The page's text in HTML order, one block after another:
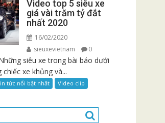
Video top 5 siêu xe
giá vài trăm tỷ đắt
nhất 2020
16/02/2020
sieuxevietnam
0
siêu xe trong bài báo dưới
xe khủng và...
tức nổi bật nhất Video clip